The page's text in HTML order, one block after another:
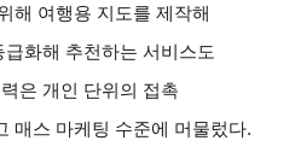
해 여행용 지도를 제작해
급화해 추천하는 서비스도
은 개인 단위의 접촉
매스 마케팅 수준에 머물렀다.